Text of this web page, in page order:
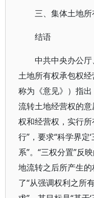
三、集体土地
结语
中共中央办公
土地所有权承包权
称为《意见》）指出
流转土地经营权的
权和经营权，实行
行”，要求“科学界定
系”。“三权分置”反
地流转之后所产生
了“从强调权利之所